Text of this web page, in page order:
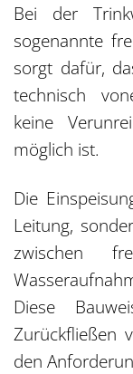
Bei der
sogenannte
sorgt dafür,
technisch
keine
möglich ist.
Die
Leitung,
zwischen
Diese
Zurückfließen
den